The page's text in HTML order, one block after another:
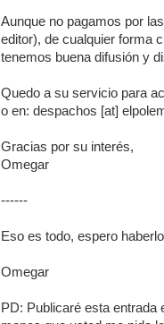
Aunque no pagamos por
editor), de cualquier forma
tenemos buena difusión y
Quedo a su servicio para
o en: despachos [at]
Gracias por su interés,
Omegar
------
Eso es todo, espero
Omegar
PD: Publicaré esta entrada